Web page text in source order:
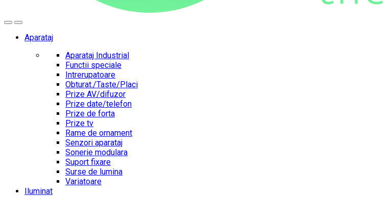
Aparataj
Aparataj Industrial
Functii speciale
Intrerupatoare
Obturat./Taste/Placi
Prize AV/difuzor
Prize date/telefon
Prize de forta
Prize tv
Rame de ornament
Senzori aparataj
Sonerie modulara
Suport fixare
Surse de lumina
Variatoare
Iluminat